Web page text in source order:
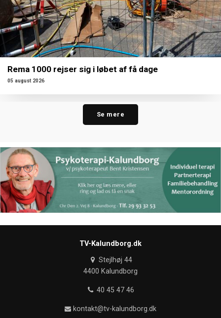
Rema 1000 rejser sig i løbet af få dage
05 august 2026
Se mere
TV-Kalundborg.dk
Stejlhøj 44
4400 Kalundborg
40 45 47 46
kontakt@tv-kalundborg.dk